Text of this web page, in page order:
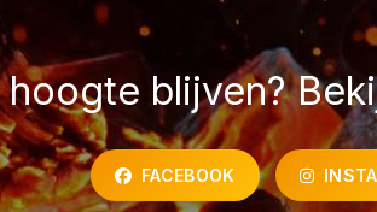
hoogte blijven?
FACEBOOK